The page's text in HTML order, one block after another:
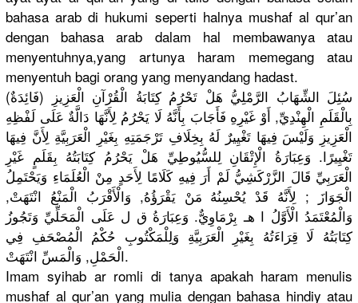
bahasa arab di hukumi seperti halnya mushaf al qur’an
dengan bahasa arab dalam hal membawanya atau
menyentuhnya,yang artunya haram memegang atau
menyentuh bagi orang yang menyandang hadast.
(فَائِدَةٌ) سُئِلَ الشِّهَابُ الرَّمْلِيُّ هَلْ تَحْرُمُ كِتَابَةُ الْقُرْآنِ الْعَزِيزِ
بِالْقَلَمِ الْهِنْدِيِّ, أَوْ غَيْرِهِ فَأَجَابَ بِأَنَّهُ لَا يَحْرُمُ لِأَنَّهَا دَالَّةٌ عَلَى لَفْظِهِ
الْعَزِيزِ وَلَيْسَ فِيهَا تَغْيِيرٌ لَهُ بِخِلَافِ تَرْجَمَتِهِ بِغَيْرِ الْعَرَبِيَّةِ لِأَنَّ فِيهَا
تَغْيِيرًا. وَعِبَارَةُ الْإِتْقَانِ لِلسُّيُوطِيِّ هَلْ يَحْرُمُ كِتَابَتُهُ بِقَلَمٍ غَيْرِ
الْعَرَبِيِّ قَالَ الزَّرْكَشِيُّ لَمْ أَرَ فِيهِ كَلَامًا لِأَحَدٍ مِنْ الْعُلَمَاءِ وَيَحْتَمِلُ
الْجَوَازَ ; لِأَنَّهُ قَدْ يُحْسِنُهُ مَنْ يَقْرَؤُهُ, وَالْأَقْرَبُ الْمَنْعُ انْتَهَتْ,
وَالْمُعْتَمَدُ الْأَوَّلُ ا هـ بِرْمَاوِيٌّ. وَعِبَارَةُ ق ل عَلَى الْمَحَلِّيِّ وَتَجُوزُ
كِتَابَتُهُ لَا قِرَاءَتُهُ بِغَيْرِ الْعَرَبِيَّةِ وَلِلْمَكْتُوبِ حُكْمُ الْمُصْحَفِ فِي
الْحَمْلِ, وَالْمَسِّ انْتَهَتْ.
Imam syihab ar romli di tanya apakah haram menulis
mushaf al qur’an yang mulia dengan bahasa hindiy atau